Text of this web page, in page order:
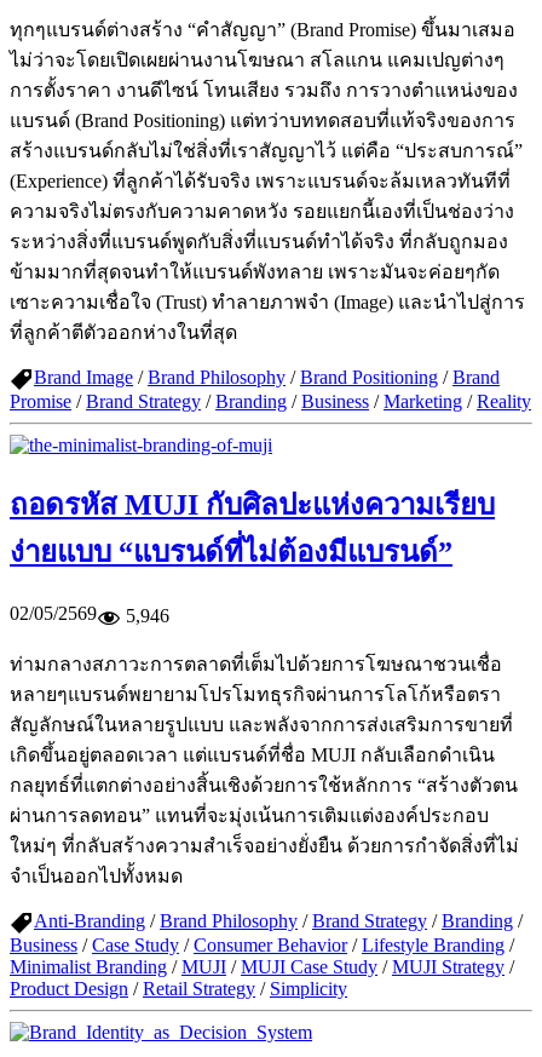
ทุกๆแบรนด์ต่างสร้าง “คำสัญญา” (Brand Promise) ขึ้นมาเสมอ
ไม่ว่าจะโดยเปิดเผยผ่านงานโฆษณา สโลแกน แคมเปญต่างๆ
การตั้งราคา งานดีไซน์ โทนเสียง รวมถึง การวางตำแหน่งของ
แบรนด์ (Brand Positioning) แต่ทว่าบททดสอบที่แท้จริงของการ
สร้างแบรนด์กลับไม่ใช่สิ่งที่เราสัญญาไว้ แต่คือ “ประสบการณ์”
(Experience) ที่ลูกค้าได้รับจริง เพราะแบรนด์จะล้มเหลวทันทีที่
ความจริงไม่ตรงกับความคาดหวัง รอยแยกนี้เองที่เป็นช่องว่าง
ระหว่างสิ่งที่แบรนด์พูดกับสิ่งที่แบรนด์ทำได้จริง ที่กลับถูกมอง
ข้ามมากที่สุดจนทำให้แบรนด์พังทลาย เพราะมันจะค่อยๆกัด
เซาะความเชื่อใจ (Trust) ทำลายภาพจำ (Image) และนำไปสู่การ
ที่ลูกค้าตีตัวออกห่างในที่สุด
Brand Image /Brand Philosophy /Brand Positioning /Brand
Promise /Brand Strategy /Branding /Business /Marketing /Reality
ถอดรหัส MUJI กับศิลปะแห่งความเรียบ
ง่ายแบบ “แบรนด์ที่ไม่ต้องมีแบรนด์”
02/05/2569 5,946
ท่ามกลางสภาวะการตลาดที่เต็มไปด้วยการโฆษณาชวนเชื่อ
หลายๆแบรนด์พยายามโปรโมทธุรกิจผ่านการโลโก้หรือตรา
สัญลักษณ์ในหลายรูปแบบ และพลังจากการส่งเสริมการขายที่
เกิดขึ้นอยู่ตลอดเวลา แต่แบรนด์ที่ชื่อ MUJI กลับเลือกดำเนิน
กลยุทธ์ที่แตกต่างอย่างสิ้นเชิงด้วยการใช้หลักการ “สร้างตัวตน
ผ่านการลดทอน” แทนที่จะมุ่งเน้นการเติมแต่งองค์ประกอบ
ใหม่ๆ ที่กลับสร้างความสำเร็จอย่างยั่งยืน ด้วยการกำจัดสิ่งที่ไม่
จำเป็นออกไปทั้งหมด
Anti-Branding /Brand Philosophy /Brand Strategy /Branding /
Business /Case Study /Consumer Behavior/Lifestyle Branding /
Minimalist Branding /MUJI /MUJI Case Study /MUJI Strategy /
Product Design /Retail Strategy / Simplicity